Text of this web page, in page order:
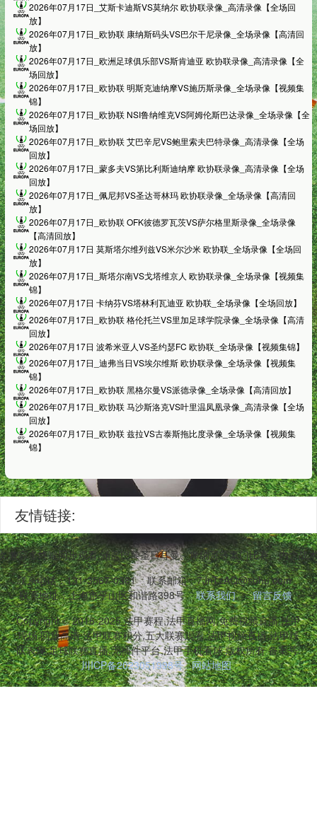
2026年07月17日_艾斯卡迪斯VS莫纳尔 欧协联录像_高清录像【全场回
放】
2026年07月17日_欧协联 康纳斯码头VS巴尔干尼录像_全场录像【高清回
放】
2026年07月17日_欧洲足球俱乐部VS斯肯迪亚 欧协联录像_高清录像【全
场回放】
2026年07月17日_欧协联 明斯克迪纳摩VS施历斯录像_全场录像【视频集
锦】
2026年07月17日_欧协联 NSI鲁纳维克VS阿姆伦斯巴达录像_全场录像【全
场回放】
2026年07月17日_欧协联 艾巴辛尼VS鲍里索夫巴特录像_高清录像【全场
回放】
2026年07月17日_蒙多夫VS第比利斯迪纳摩 欧协联录像_高清录像【全场
回放】
2026年07月17日_佩尼邦VS圣达哥林玛 欧协联录像_全场录像【高清回
放】
2026年07月17日_欧协联 OFK彼德罗瓦茨VS萨尔格里斯录像_全场录像
【高清回放】
2026年07月17日 莫斯塔尔维列兹VS米尔沙米 欧协联_全场录像【全场回
放】
2026年07月17日_斯塔尔南VS戈塔维京人 欧协联录像_全场录像【视频集
锦】
2026年07月17日 卡纳芬VS塔林利瓦迪亚 欧协联_全场录像【全场回放】
2026年07月17日_欧协联 格伦托兰VS里加足球学院录像_全场录像【高清
回放】
2026年07月17日 波希米亚人VS圣约瑟FC 欧协联_全场录像【视频集锦】
2026年07月17日_迪弗当日VS埃尔维斯 欧协联录像_全场录像【视频集
锦】
2026年07月17日_欧协联 黑格尔曼VS派德录像_全场录像【高清回放】
2026年07月17日_欧协联 马沙斯洛克VS叶里温凤凰录像_高清录像【全场
回放】
2026年07月17日_欧协联 兹拉VS古泰斯拖比度录像_全场录像【视频集
锦】
友情链接:
容多终端同步观看,涵盖巴黎圣日耳曼、摩纳哥等豪门比赛。内含
联系电话：131-3567-0381
联系邮箱：7JnTzAQ@sohu.com
联系地址：上海市平山区和谐路398号
联系我们
留言反馈
Copyright © 2016-2025 法甲赛程,法甲直播网,免费视频直播,法甲
现场,回放高清,法甲联赛积分,五大联赛观看,法甲视频直播,法甲球
队表现,足球联赛直播,无插件平台,法甲手机看球 版权所有 备案号:
川ICP备2023051998号 网站地图